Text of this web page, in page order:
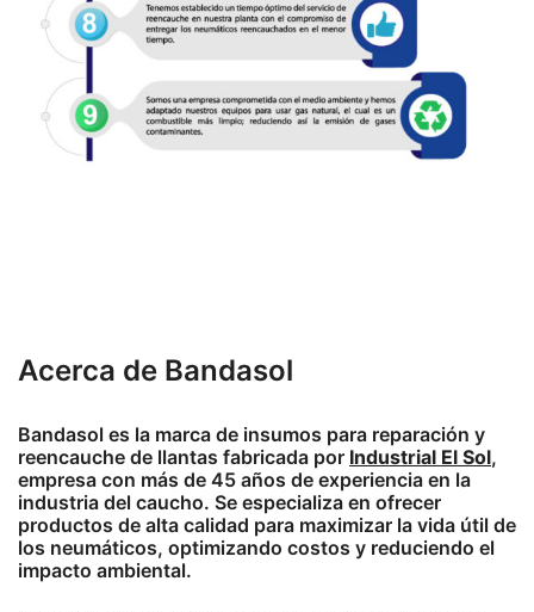
Acerca de Bandasol
Bandasol es la marca de insumos para reparación y
reencauche de llantas fabricada por Industrial El Sol,
empresa con más de 45 años de experiencia en la
industria del caucho. Se especializa en ofrecer
productos de alta calidad para maximizar la vida útil de
los neumáticos, optimizando costos y reduciendo el
impacto ambiental.